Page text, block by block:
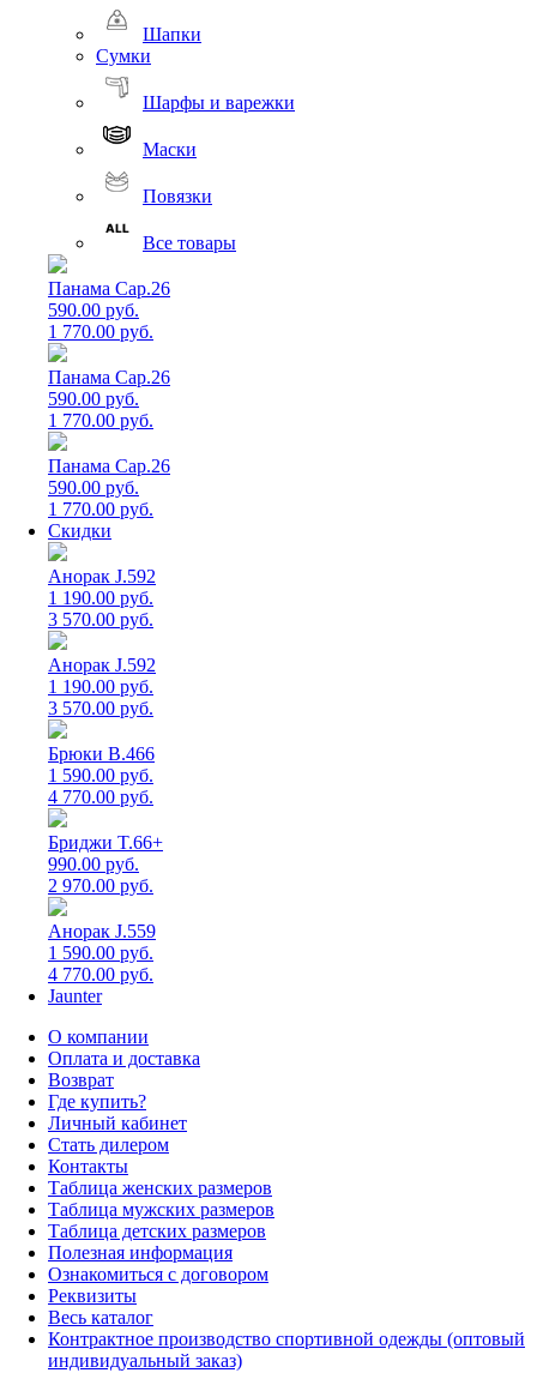
Шапки
Сумки
Шарфы и варежки
Маски
Повязки
Все товары
Панама Cap.26
590.00 руб.
1 770.00 руб.
Панама Cap.26
590.00 руб.
1 770.00 руб.
Панама Cap.26
590.00 руб.
1 770.00 руб.
Скидки
Анорак J.592
1 190.00 руб.
3 570.00 руб.
Анорак J.592
1 190.00 руб.
3 570.00 руб.
Брюки B.466
1 590.00 руб.
4 770.00 руб.
Бриджи T.66+
990.00 руб.
2 970.00 руб.
Анорак J.559
1 590.00 руб.
4 770.00 руб.
Jaunter
О компании
Оплата и доставка
Возврат
Где купить?
Личный кабинет
Стать дилером
Контакты
Таблица женских размеров
Таблица мужских размеров
Таблица детских размеров
Полезная информация
Ознакомиться с договором
Реквизиты
Весь каталог
Контрактное производство спортивной одежды (оптовый
индивидуальный заказ)